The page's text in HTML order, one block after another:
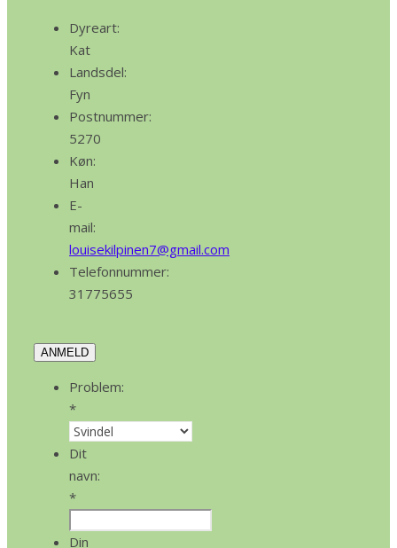
Dyreart:
Kat
Landsdel:
Fyn
Postnummer:
5270
Køn:
Han
E-
mail:
louisekilpinen7@gmail.com
Telefonnummer:
31775655
ANMELD
Problem:
*
Dit
navn:
*
Din